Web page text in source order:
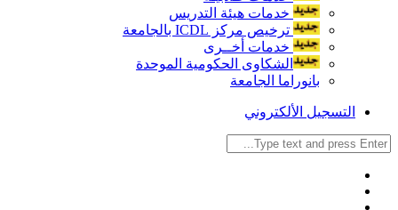
خدمات هيئة التدريس
ترخيص مركز ICDL بالجامعة
خدمات أخــرى
الشكاوى الحكومية الموحدة
بانوراما الجامعة
التسجيل الألكتروني